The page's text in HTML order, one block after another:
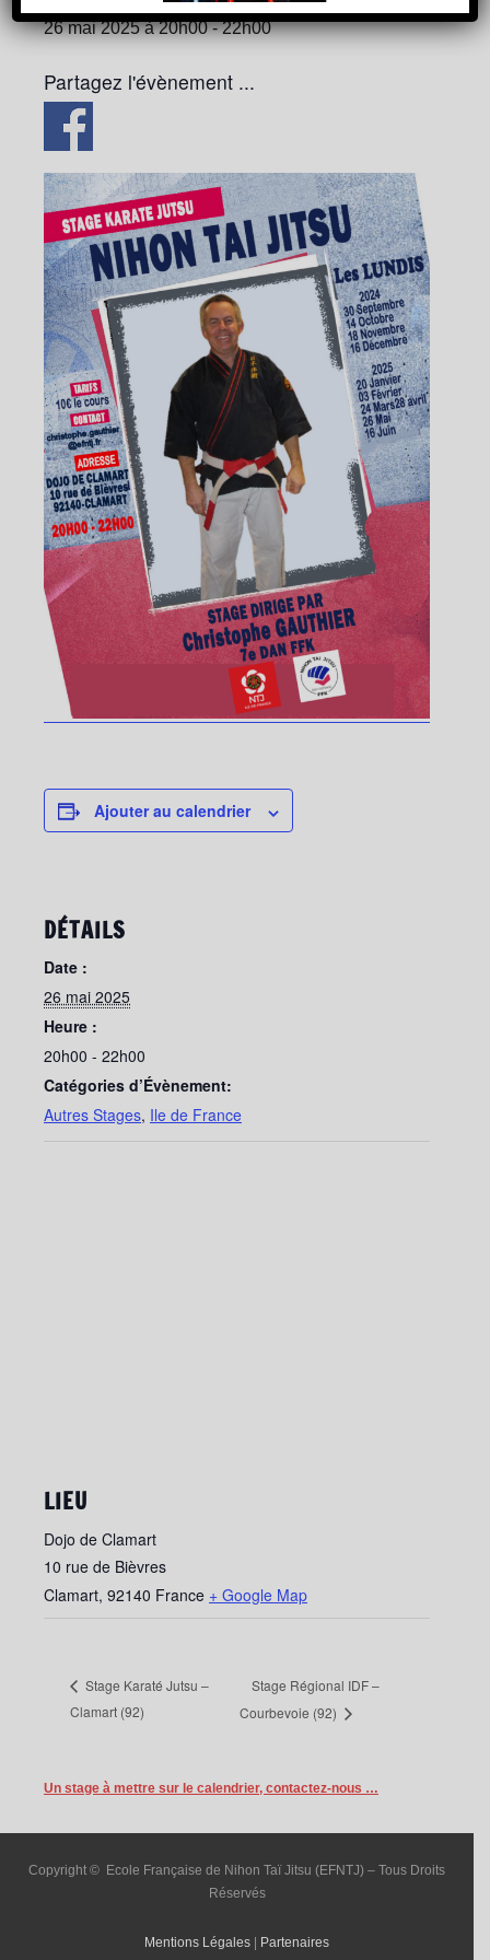
26 mai 2025 à 20h00-22h00
Partagez l'évènement ...
Ajouter au calendrier
DÉTAILS
Date :
26 mai 2025
Heure :
20h00 - 22h00
Catégories d’Évènement:
Autres Stages, Ile de France
LIEU
Dojo de Clamart
10 rue de Bièvres
Clamart, 92140 France + Google Map
Stage Karaté Jutsu –
Clamart (92)
Stage Régional IDF –
Courbevoie (92)
Un stage à mettre sur le calendrier, contactez-nous …
Copyright © Ecole Française de Nihon Taï Jitsu (EFNTJ) – Tous Droits
Réservés
Mentions Légales | Partenaires